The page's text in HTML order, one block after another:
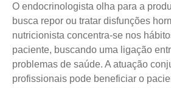
O endocrinologista olha para a
busca repor ou tratar disfunções
nutricionista concentra-se nos
paciente, buscando uma ligação
problemas de saúde. A atuação
profissionais pode beneficiar o